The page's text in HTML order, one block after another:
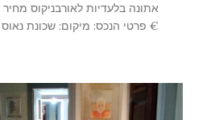
€ פרטי הנכס: מיקום: שכונת נאוס